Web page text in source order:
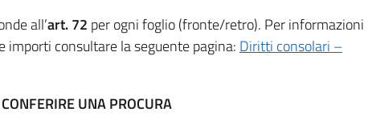
all’art. 72 per ogni foglio (fronte/retro). Per informazioni
consultare la seguente pagina: Diritti consolari –
UNA PROCURA